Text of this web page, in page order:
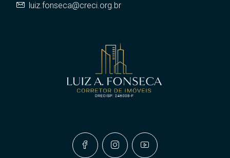
luiz.fonseca@creci.org.br